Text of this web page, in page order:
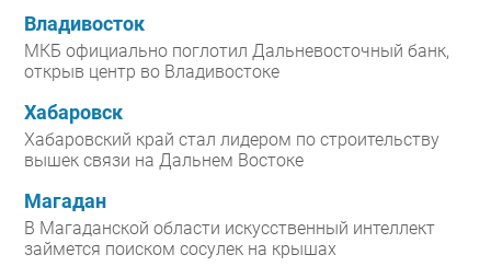
Владивосток
МКБ официально поглотил Дальневосточный банк,
открыв центр во Владивостоке
Хабаровск
Хабаровский край стал лидером по строительству
вышек связи на Дальнем Востоке
Магадан
В Магаданской области искусственный интеллект
займется поиском сосулек на крышах